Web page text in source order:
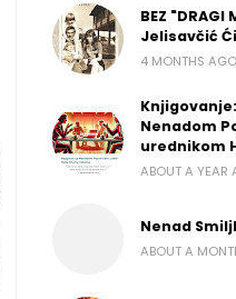
BEZ
Jelisavčić
4 MONTHS AGO
Nenadom
urednikom
ABOUT A YEAR
Nenad
ABOUT A